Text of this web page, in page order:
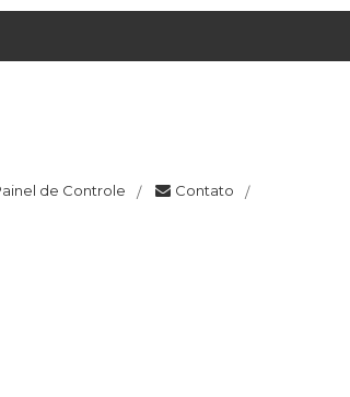
de Controle / Contato /